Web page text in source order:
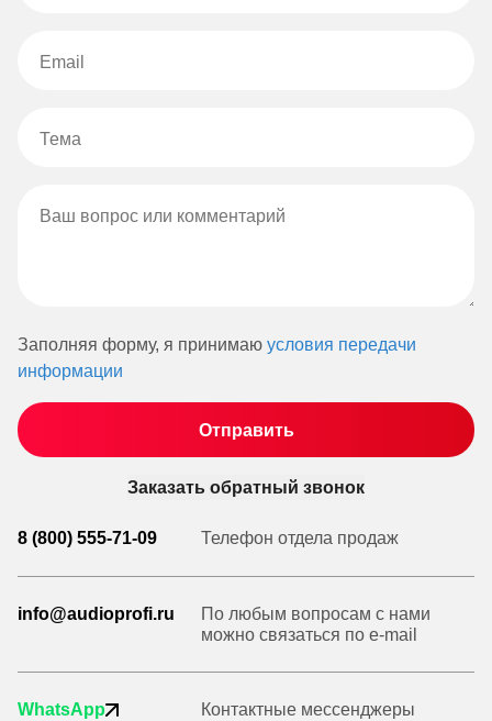
Заполняя форму, я принимаю условия передачи
информации
Заказать обратный звонок
8 (800) 555-71-09 Телефон отдела продаж
info@audioprofi.ru
По любым вопросам с нами
можно связаться по e-mail
WhatsApp
Контактные мессенджеры